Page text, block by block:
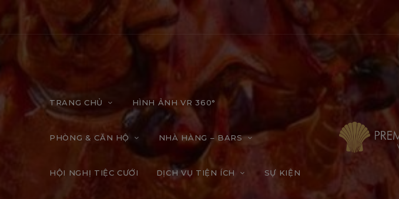
TRANG CHỦ HÌNH ẢNH VR 360°
PHÒNG & CĂN HỘ NHÀ HÀNG – BARS
HỘI NGHỊ TIỆC CƯỚI DỊCH VỤ TIỆN ÍCH SỰ KIỆN